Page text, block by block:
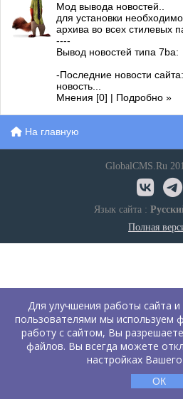
Мод вывода новостей..
для установки
архива во всех стилевых
----
Вывод новостей типа 7ba:
-Последние новости сайта:
новость...
Мнения [0] | Подробно »
На главную
GlobalCMS.Ru
Язык сайта :
Полная
Для улучшения работы сайта
пользователями мы используем
работу с сайтом, Вы
файлов. Вы всегда можете
настройках
ОК